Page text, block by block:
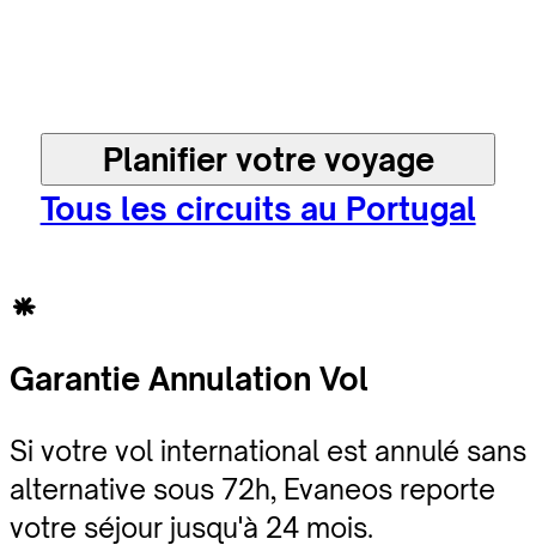
Planifier votre voyage
Tous les circuits au Portugal
Garantie Annulation Vol
Si votre vol international est annulé sans
alternative sous 72h, Evaneos reporte
votre séjour jusqu'à 24 mois.